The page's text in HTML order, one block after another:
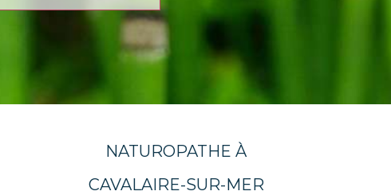
NATUROPATHE À
CAVALAIRE-SUR-MER